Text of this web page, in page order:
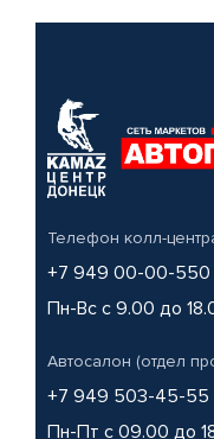
Телефон колл-
+7 949 00-00-550
Пн-Вс с 9.00 до
Автосалон (отдел
+7 949 503-45-55
Пн-Пт с 09.00 до